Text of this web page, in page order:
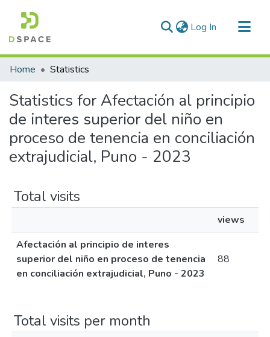
Log In (current)
Communities & Collections
Home Statistics
Statistics for Afectación al principio
de interes superior del niño en
proceso de tenencia en conciliación
extrajudicial, Puno - 2023
Total visits
views
Afectación al principio de interes
superior del niño en proceso de tenencia
en conciliación extrajudicial, Puno - 2023
88
Total visits per month